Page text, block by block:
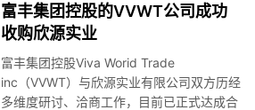
富丰集团控股的VVWT公司成功
收购欣源实业
富丰集团控股Viva Worid Trade
inc（VVWT）与欣源实业有限公司双方历经
多维度研讨、洽商工作，目前已正式达成合